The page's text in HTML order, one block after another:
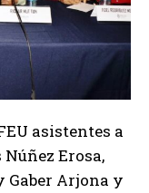
asistentes a
Erosa,
Gaber Arjona y